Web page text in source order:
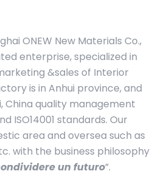
ONEW New Materials Co.,
enterprise, specialized in
&sales of Interior
is in Anhui province, and
China quality management
ISO14001 standards. Our
area and oversea such as
with the business philosophy
un futuro”.